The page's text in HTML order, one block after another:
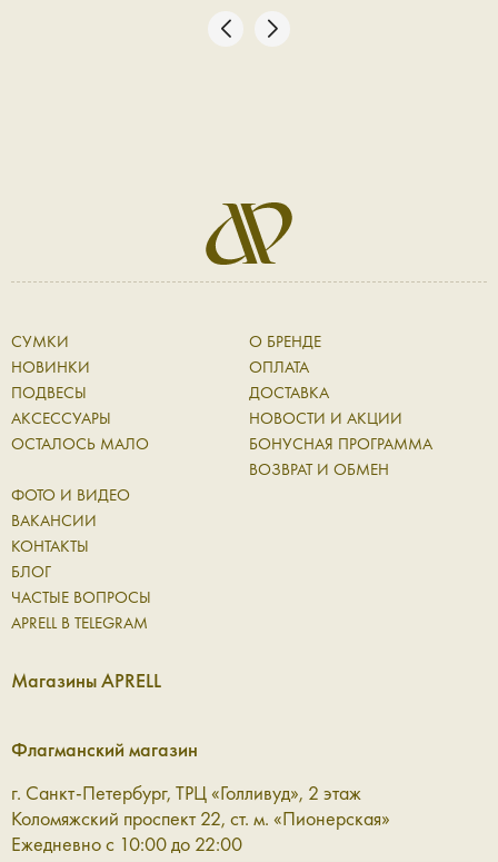
СУМКИ
НОВИНКИ
ПОДВЕСЫ
АКСЕССУАРЫ
ОСТАЛОСЬ МАЛО
О БРЕНДЕ
ОПЛАТА
ДОСТАВКА
НОВОСТИ И АКЦИИ
БОНУСНАЯ ПРОГРАММА
ВОЗВРАТ И ОБМЕН
ФОТО И ВИДЕО
ВАКАНСИИ
КОНТАКТЫ
БЛОГ
ЧАСТЫЕ ВОПРОСЫ
APRELL В TELEGRAM
Магазины APRELL
Флагманский магазин
г. Санкт-Петербург, ТРЦ «Голливуд», 2 этаж
Коломяжский проспект 22, ст. м. «Пионерская»
Ежедневно с 10:00 до 22:00